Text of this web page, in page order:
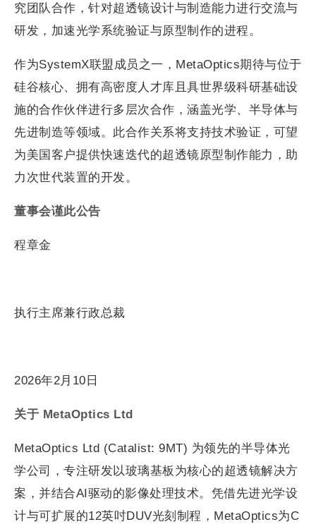
究团队合作，针对超透镜设计与制造能力进行交流与
研发，加速光学系统验证与原型制作的进程。
作为SystemX联盟成员之一，MetaOptics期待与位于
硅谷核心、拥有高密度人才库且具世界级科研基础设
施的合作伙伴进行多层次合作，涵盖光学、半导体与
先进制造等领域。此合作关系将支持技术验证，可望
为美国客户提供快速迭代的超透镜原型制作能力，助
力次世代装置的开发。
董事会谨此公告
程章金
执行主席兼行政总裁
2026年2月10日
关于 MetaOptics Ltd
MetaOptics Ltd (Catalist: 9MT) 为领先的半导体光
学公司，专注研发以玻璃基板为核心的超透镜解决方
案，并结合AI驱动的影像处理技术。凭借先进光学设
计与可扩展的12英吋DUV光刻制程，MetaOptics为C